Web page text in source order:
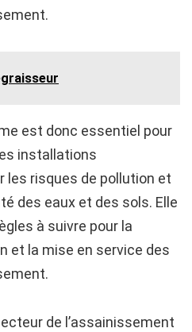
est donc essentiel pour
installations
les risques de pollution et
des eaux et des sols. Elle
à suivre pour la
et la mise en service des
de l’assainissement